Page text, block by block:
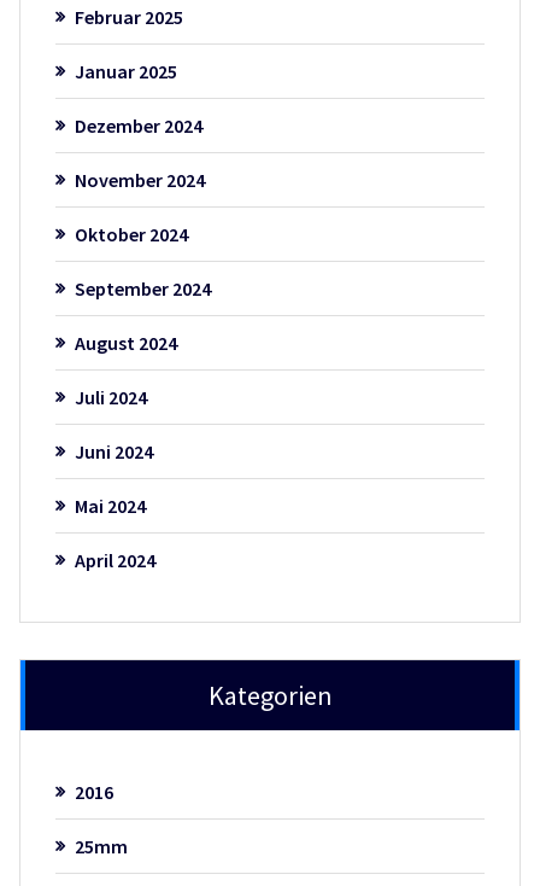
Februar 2025
Januar 2025
Dezember 2024
November 2024
Oktober 2024
September 2024
August 2024
Juli 2024
Juni 2024
Mai 2024
April 2024
Kategorien
2016
25mm